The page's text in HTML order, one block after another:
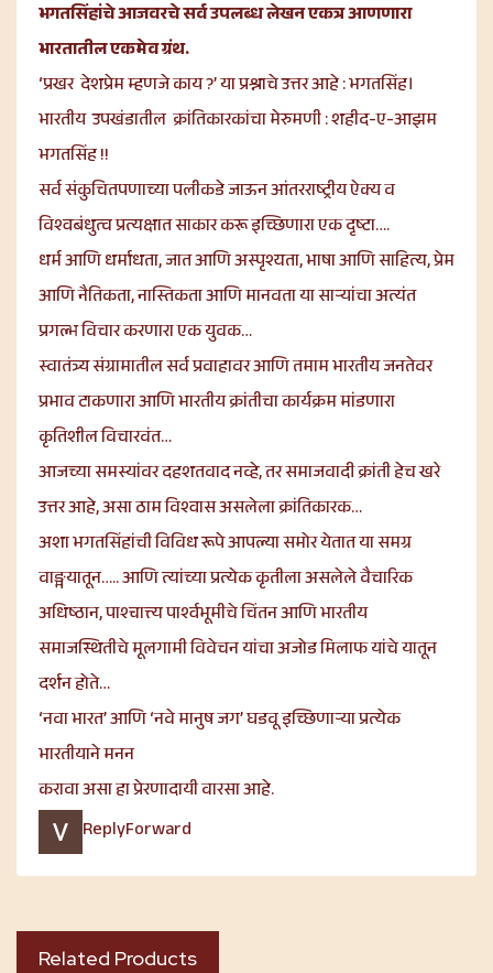
भगतसिंहांचे आजवरचे सर्व उपलब्ध लेखन एकत्र आणणारा
भारतातील एकमेव ग्रंथ.
‘प्रखर देशप्रेम म्हणजे काय ?’ या प्रश्नाचे उत्तर आहे : भगतसिंह।
भारतीय उपखंडातील क्रांतिकारकांचा मेरुमणी : शहीद-ए-आझम
भगतसिंह !!
सर्व संकुचितपणाच्या पलीकडे जाऊन आंतरराष्ट्रीय ऐक्य व
विश्वबंधुत्व प्रत्यक्षात साकार करू इच्छिणारा एक दृष्टा….
धर्म आणि धर्माधता, जात आणि अस्पृश्यता, भाषा आणि साहित्य, प्रेम
आणि नैतिकता, नास्तिकता आणि मानवता या साऱ्यांचा अत्यंत
प्रगल्भ विचार करणारा एक युवक…
स्वातंत्र्य संग्रामातील सर्व प्रवाहावर आणि तमाम भारतीय जनतेवर
प्रभाव टाकणारा आणि भारतीय क्रांतीचा कार्यक्रम मांडणारा
कृतिशील विचारवंत…
आजच्या समस्यांवर दहशतवाद नव्हे, तर समाजवादी क्रांती हेच खरे
उत्तर आहे, असा ठाम विश्वास असलेला क्रांतिकारक…
अशा भगतसिंहांची विविध रूपे आपल्या समोर येतात या समग्र
वाङ्मयातून….. आणि त्यांच्या प्रत्येक कृतीला असलेले वैचारिक
अधिष्ठान, पाश्चात्त्य पार्श्वभूमीचे चिंतन आणि भारतीय
समाजस्थितीचे मूलगामी विवेचन यांचा अजोड मिलाफ यांचे यातून
दर्शन होते…
‘नवा भारत’ आणि ‘नवे मानुष जग’ घडवू इच्छिणाऱ्या प्रत्येक
भारतीयाने मनन
करावा असा हा प्रेरणादायी वारसा आहे.
ReplyForward
Related Products